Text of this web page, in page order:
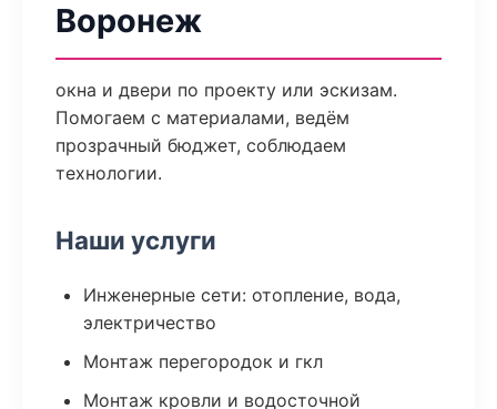
Воронеж
окна и двери по проекту или эскизам.
Помогаем с материалами, ведём
прозрачный бюджет, соблюдаем
технологии.
Наши услуги
Инженерные сети: отопление, вода,
электричество
Монтаж перегородок и гкл
Монтаж кровли и водосточной